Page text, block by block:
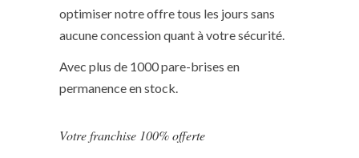
optimiser notre offre tous les jours sans
aucune concession quant à votre sécurité.
Avec plus de 1000 pare-brises en
permanence en stock.
Votre franchise 100% offerte